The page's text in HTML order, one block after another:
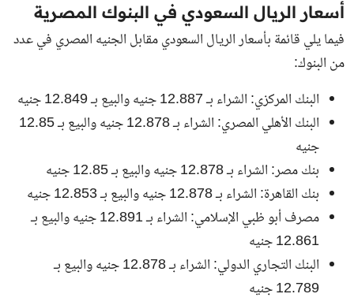
أسعار الريال السعودي في البنوك المصرية
فيما يلي قائمة بأسعار الريال السعودي مقابل الجنيه المصري في عدد
من البنوك:
البنك المركزي: الشراء بـ 12.887 جنيه والبيع بـ 12.849 جنيه
البنك الأهلي المصري: الشراء بـ 12.878 جنيه والبيع بـ 12.85
جنيه
بنك مصر: الشراء بـ 12.878 جنيه والبيع بـ 12.85 جنيه
بنك القاهرة: الشراء بـ 12.878 جنيه والبيع بـ 12.853 جنيه
مصرف أبو ظبي الإسلامي: الشراء بـ 12.891 جنيه والبيع بـ
12.861 جنيه
البنك التجاري الدولي: الشراء بـ 12.878 جنيه والبيع بـ
12.789 جنيه